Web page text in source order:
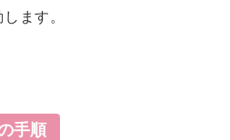
ます。
手順